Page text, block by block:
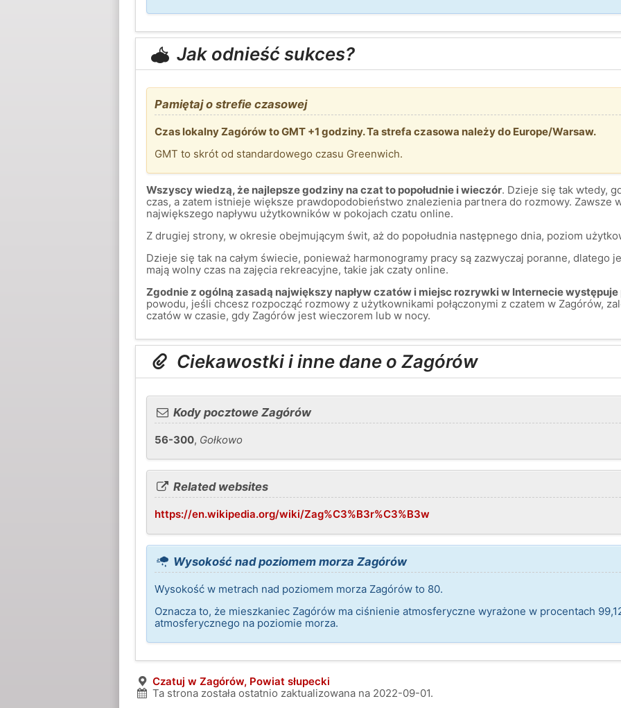
Jak odnieść sukces?
Pamiętaj o strefie czasowej
Czas lokalny Zagórów to GMT +1 godziny. Ta strefa czasowa należy do Europe/Warsaw.
GMT to skrót od standardowego czasu Greenwich.
Wszyscy wiedzą, że najlepsze godziny na czat to popołudnie i wieczór. Dzieje się tak wtedy,
czas, a zatem istnieje większe prawdopodobieństwo znalezienia partnera do rozmowy. Zawsze
największego napływu użytkowników w pokojach czatu online.
Z drugiej strony, w okresie obejmującym świt, aż do popołudnia następnego dnia, poziom
Dzieje się tak na całym świecie, ponieważ harmonogramy pracy są zazwyczaj poranne, dlatego
mają wolny czas na zajęcia rekreacyjne, takie jak czaty online.
Zgodnie z ogólną zasadą największy napływ czatów i miejsc rozrywki w Internecie występuje
powodu, jeśli chcesz rozpocząć rozmowy z użytkownikami połączonymi z czatem w Zagórów,
czatów w czasie, gdy Zagórów jest wieczorem lub w nocy.
Ciekawostki i inne dane o Zagórów
Kody pocztowe Zagórów
56-300, Gołkowo
Related websites
https://en.wikipedia.org/wiki/Zag%C3%B3r%C3%B3w
Wysokość nad poziomem morza Zagórów
Wysokość w metrach nad poziomem morza Zagórów to 80.
Oznacza to, że mieszkaniec Zagórów ma ciśnienie atmosferyczne wyrażone w procentach
atmosferycznego na poziomie morza.
Czatuj w Zagórów, Powiat słupecki
Ta strona została ostatnio zaktualizowana na 2022-09-01.